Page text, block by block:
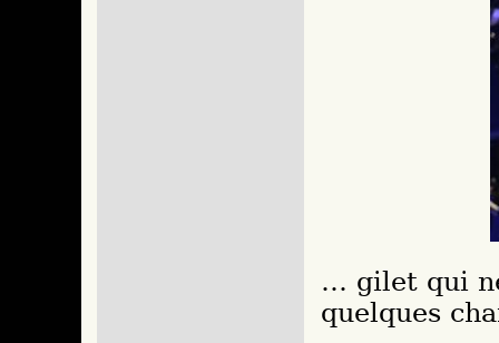
… gilet qui
quelques